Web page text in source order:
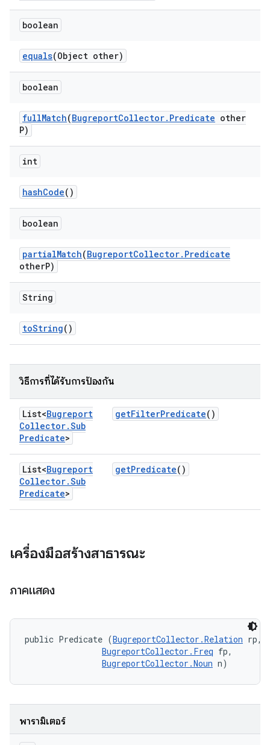
boolean
equals(Object other)
boolean
fullMatch(BugreportCollector. Predicate other
P)
int
hashCode()
boolean
partialMatch(BugreportCollector. Predicate
otherP)
String
toString()
วิธีการที่ได้รับการป้องกัน
List<Bugreport
Collector.Sub
Predicate>
getFilterPredicate()
List<Bugreport
Collector.Sub
Predicate>
getPredicate()
เครื่องมือสร้างสาธารณะ
ภาคแสดง
public Predicate (BugreportCollector.Relation rp,
BugreportCollector.Freq fp,
BugreportCollector.Noun n)
พารามิเตอร์